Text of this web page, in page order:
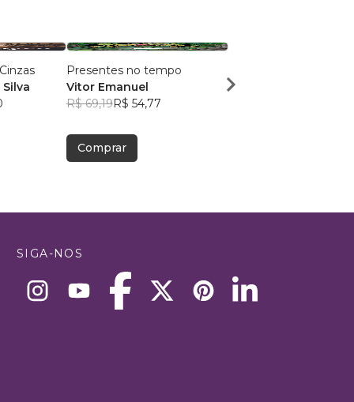
Presentes no tempo
Vitor Emanuel
R$ 69,19R$ 54,77
Comprar
Rodrigo Santos
SIGA-NOS